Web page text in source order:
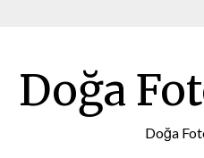
Doğa
Doğa